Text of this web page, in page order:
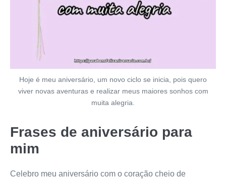
Hoje é meu aniversário, um novo ciclo se inicia, pois quero
viver novas aventuras e realizar meus maiores sonhos com
muita alegria.
Frases de aniversário para
mim
Celebro meu aniversário com o coração cheio de